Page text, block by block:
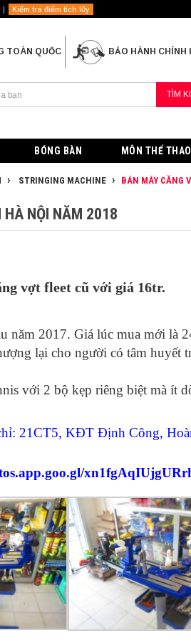
Kiểm tra điểm tích lũy
TOÀN QUỐC BẢO HÀNH CHÍNH
TÌM
BÓNG BÀN MÔN THỂ
STRINGING MACHINE BÁN MÁY CĂNG
HÀ NỘI NĂM 2018
vợt fleet cũ với giá 16tr.
năm 2017. Giá lúc mua mới là
lại cho người có tâm huyết
với 2 bộ kẹp riêng biệt mà ít
21CT5, KĐT Định Công,